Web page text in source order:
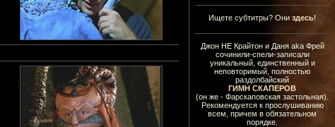
Ищете субтитры? Они здесь!
Джон НЕ Крайтон и Даня aka Фрей
сочинили-спели-записали
уникальный, единственный и
неповторимый, полностью
раздолбайский
ГИМН СКАПЕРОВ
(он же - Фарскаповская застольная).
Рекомендуется к прослушиванию
всем, причем в обязательном
порядке.